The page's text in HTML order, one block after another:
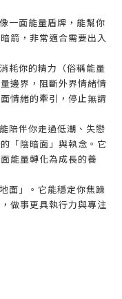
一面能量盾牌，能幫你
箭，非常適合需要出入
耗你的精力（俗稱能量
邊界，阻斷外界情緒情
情緒的牽引，停止無謂
陪伴你走過低潮、失戀
「陰暗面」與執念。它
能量轉化為成長的養
面」。它能穩定你焦躁
做事更具執行力與專注